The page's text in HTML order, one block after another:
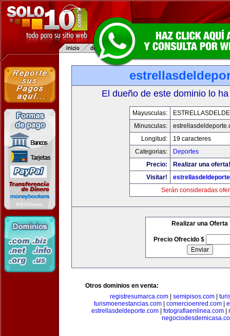
El dueño de este dominio lo
Mayusculas:
Minusculas:
Longitud:
19 caracteres
Categorias:
Deportes
Precio:
Realizar una oferta!
Visitar!
Serán consideradas
Realizar una Oferta
Precio Ofrecido $
Otros dominios en venta:
registresumarca.com| semipisos.com|
turismoenestancias.com
comercioenred.com
estrellasdeldeporte.com
fotografiaenlinea.com